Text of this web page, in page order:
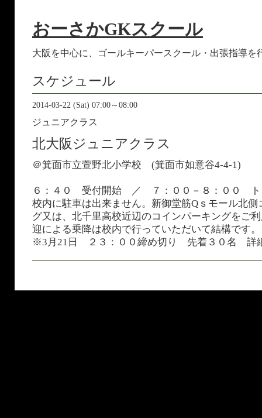
おーさかGKスクール
大阪を中心に、ゴールキーパースクール・出張指導を
スケジュール
2014-03-22 (Sat) 07:00～08:00
ジュニアクラス
北大阪ジュニアクラス
＠箕面市立萱野北小学校 (箕面市如意谷4-4-1)
６：４０ 受付開始 ／ ７：００－８：００ ト
校内に駐車は出来ません。新御堂筋Qｓモール北側
グ又は、北千里高校近辺のコインパーキングをご
迎による乗降は校内で行っていただいて結構で
※3月21日 ２３：００締め切り 先着３０名 詳